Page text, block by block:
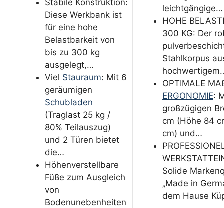
Stabile Konstruktion:
Diese Werkbank ist
für eine hohe
Belastbarkeit von
bis zu 300 kg
ausgelegt,…
Viel Stauraum: Mit 6
geräumigen
Schubladen
(Traglast 25 kg /
80% Teilauszug)
und 2 Türen bietet
die…
Höhenverstellbare
Füße zum Ausgleich
von
Bodenunebenheiten
leichtgängige…
HOHE
300 KG: Der
Stahlkorpus
OPTIMALE
ERGONOMIE:
großzügigen
cm (Höhe 84
cm) und…
Solide
„Made in
dem Hause